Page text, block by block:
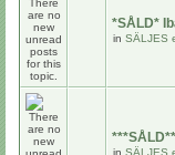
*SÅLD*
in SÄLJES
in SÄLJES